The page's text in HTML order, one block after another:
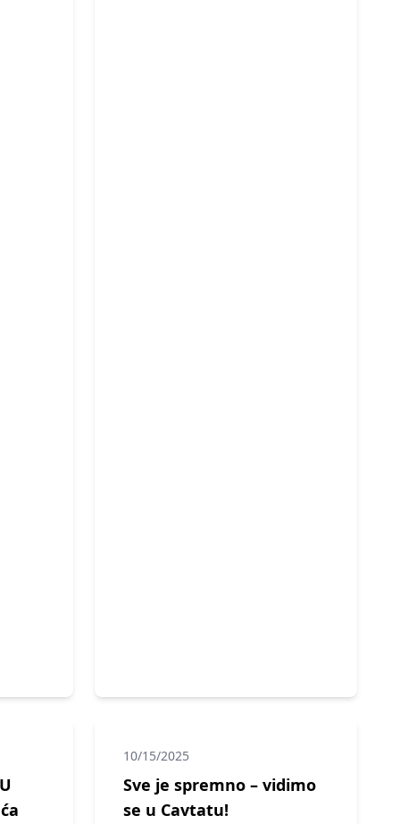
10/15/2025
Sve je spremno – vidimo
se u Cavtatu!